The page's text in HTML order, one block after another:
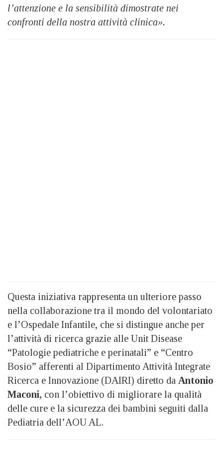
l’attenzione e la sensibilità dimostrate nei
confronti della nostra attività clinica».
Questa iniziativa rappresenta un ulteriore passo
nella collaborazione tra il mondo del volontariato
e l’Ospedale Infantile, che si distingue anche per
l’attività di ricerca grazie alle Unit Disease
“Patologie pediatriche e perinatali” e “Centro
Bosio” afferenti al Dipartimento Attività Integrate
Ricerca e Innovazione (DAIRI) diretto da Antonio
Maconi, con l’obiettivo di migliorare la qualità
delle cure e la sicurezza dei bambini seguiti dalla
Pediatria dell’AOU AL.